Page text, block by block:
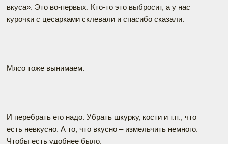
вкуса». Это во-первых. Кто-то это выбросит, а у нас
курочки с цесарками склевали и спасибо сказали.
Мясо тоже вынимаем.
И перебрать его надо. Убрать шкурку, кости и т.п., что
есть невкусно. А то, что вкусно – измельчить немного.
Чтобы есть удобнее было.